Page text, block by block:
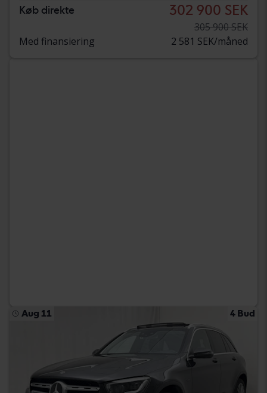
Køb direkte 302 900 SEK
305 900 SEK
Med finansiering
2 581 SEK/måned
Aug 11 4 Bud